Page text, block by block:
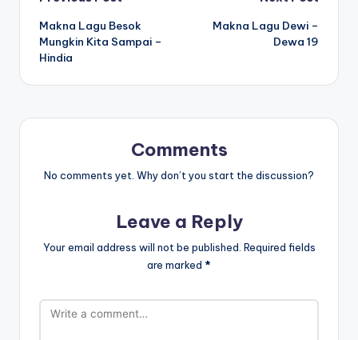
navigation
Makna Lagu Besok
Mungkin Kita Sampai –
Hindia
Makna Lagu Dewi –
Dewa 19
Comments
No comments yet. Why don’t you start the discussion?
Leave a Reply
Your email address will not be published. Required fields
are marked *